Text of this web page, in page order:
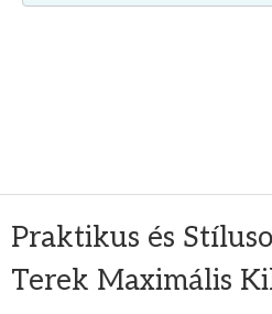
Praktikus és
Terek Maximális